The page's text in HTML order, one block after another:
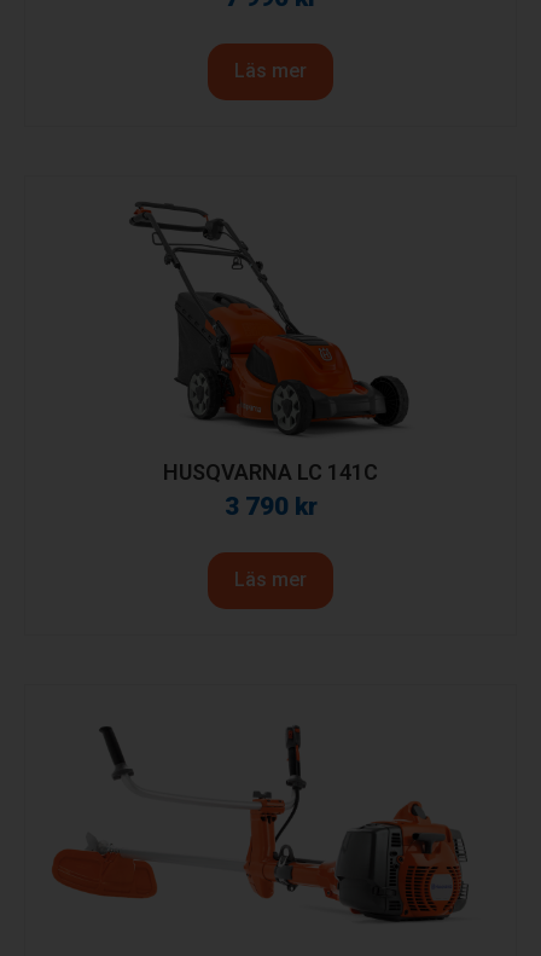
Läs mer
HUSQVARNA LC 141C
3 790 kr
Läs mer